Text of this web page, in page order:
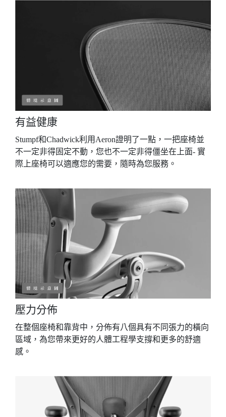
有益健康
Stumpf和Chadwick利用Aeron證明了一點，一把座椅並
不一定非得固定不動，您也不一定非得僵坐在上面- 實
際上座椅可以適應您的需要，隨時為您服務。
壓力分佈
在整個座椅和靠背中，分佈有八個具有不同張力的橫向
區域，為您帶來更好的人體工程學支撐和更多的舒適
感。